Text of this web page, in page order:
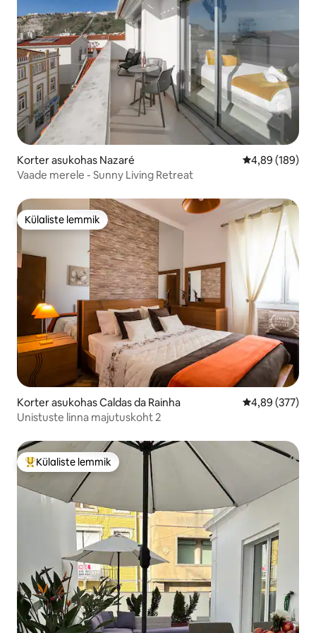
Korter asukohas Nazaré Keskmine
4,89 (189)
Vaade merele - Sunny Living Retreat
Külaliste lemmik
Külaliste lemmik
Korter asukohas Caldas da Rainha Keskmine
4,89 (377)
Unistuste linna majutuskoht 2
Külaliste suur lemmik
Külaliste lemmik